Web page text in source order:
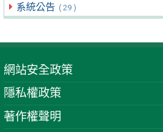
系統公告 ( 29 )
網站安全政策
隱私權政策
著作權聲明